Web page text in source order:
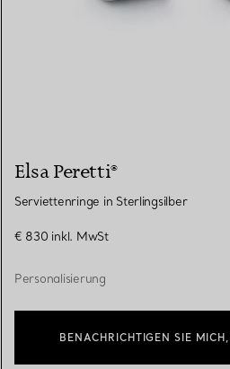
Elsa Peretti®
Serviettenringe in Sterlingsilber
€ 830 inkl. MwSt
Personalisierung
BENACHRICHTIGEN SIE